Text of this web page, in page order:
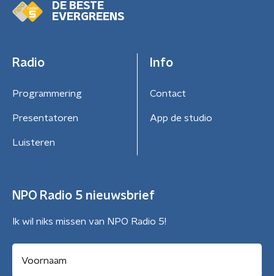
DE BESTE
EVERGREENS
Radio
Programmering
Presentatoren
Luisteren
Info
Contact
App de studio
NPO Radio 5 nieuwsbrief
Ik wil niks missen van NPO Radio 5!